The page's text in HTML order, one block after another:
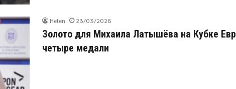
Helen 23/03/2026
Золото для Михаила Латышёва на Кубке
четыре медали